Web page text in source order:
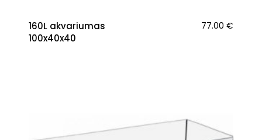
160L akvariumas
100x40x40
77.00 €